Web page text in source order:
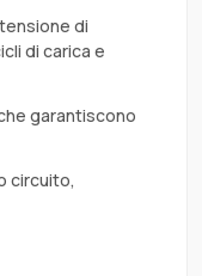
di
di carica e
garantiscono
circuito,